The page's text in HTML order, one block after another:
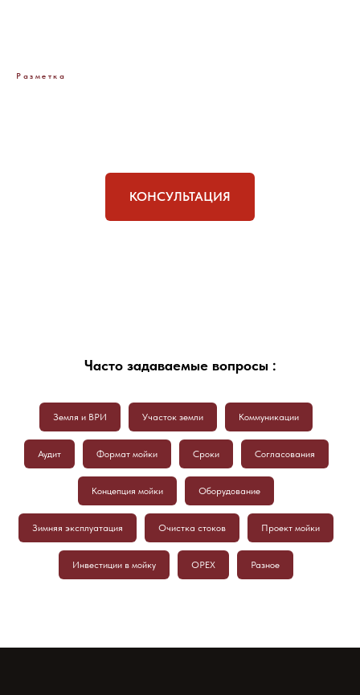
Разметка
КОНСУЛЬТАЦИЯ
Часто задаваемые вопросы :
Земля и ВРИ Участок земли Коммуникации
Аудит Формат мойки Сроки Согласования
Концепция мойки Оборудование
Зимняя эксплуатация Очистка стоков Проект мойки
Инвестиции в мойку OPEX Разное